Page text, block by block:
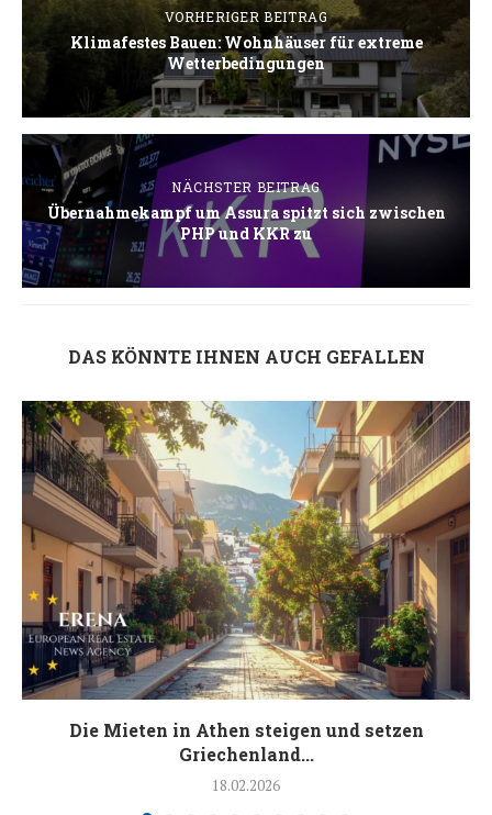
VORHERIGER BEITRAG
Klimafestes Bauen: Wohnhäuser für extreme
Wetterbedingungen
NÄCHSTER BEITRAG
Übernahmekampf um Assura spitzt sich zwischen
PHP und KKR zu
DAS KÖNNTE IHNEN AUCH GEFALLEN
Die Mieten in Athen steigen und setzen
Griechenland...
18.02.2026